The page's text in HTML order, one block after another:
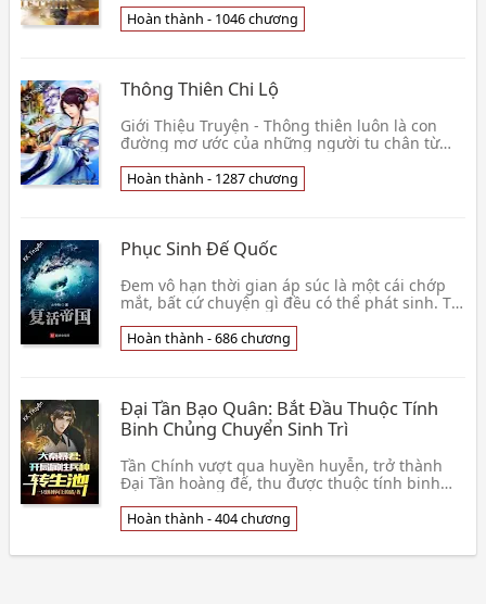
sự 👦 Lê Thiên
Hoàn thành - 1046 chương
Thông Thiên Chi Lộ
Giới Thiệu Truyện - Thông thiên luôn là con
đường mơ ước của những người tu chân từ
hay song tu…👦 Vô Tội
Hoàn thành - 1287 chương
Phục Sinh Đế Quốc
Đem vô hạn thời gian áp súc là một cái chớp
mắt, bất cứ chuyện gì đều có thể phát sinh. Tại
gia👦 Hỏa Trung Vật
Hoàn thành - 686 chương
Đại Tần Bạo Quân: Bắt Đầu Thuộc Tính
Binh Chủng Chuyển Sinh Trì
Tần Chính vượt qua huyền huyễn, trở thành
Đại Tần hoàng đế, thu được thuộc tính binh
dục 1 triệu 👦 Nhất Chích Bính Bác Hướng
Thượng Đích Trư
Hoàn thành - 404 chương